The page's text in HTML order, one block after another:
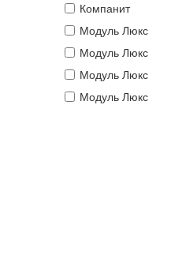
Компанит
Модуль Люкс
Модуль Люкс
Модуль Люкс
Модуль Люкс